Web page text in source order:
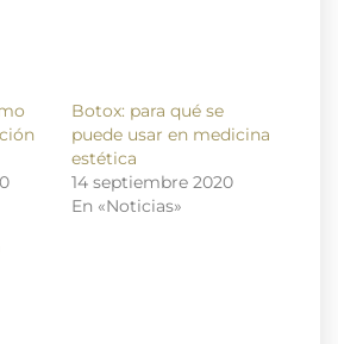
Botox: para qué se
puede usar en medicina
estética
14 septiembre 2020
En «Noticias»